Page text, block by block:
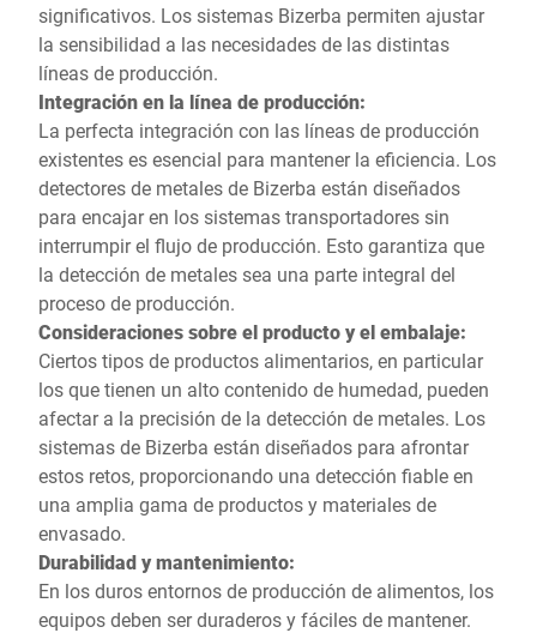
significativos. Los sistemas Bizerba permiten ajustar
la sensibilidad a las necesidades de las distintas
líneas de producción.
Integración en la línea de producción:
La perfecta integración con las líneas de producción
existentes es esencial para mantener la eficiencia. Los
detectores de metales de Bizerba están diseñados
para encajar en los sistemas transportadores sin
interrumpir el flujo de producción. Esto garantiza que
la detección de metales sea una parte integral del
proceso de producción.
Consideraciones sobre el producto y el embalaje:
Ciertos tipos de productos alimentarios, en particular
los que tienen un alto contenido de humedad, pueden
afectar a la precisión de la detección de metales. Los
sistemas de Bizerba están diseñados para afrontar
estos retos, proporcionando una detección fiable en
una amplia gama de productos y materiales de
envasado.
Durabilidad y mantenimiento:
En los duros entornos de producción de alimentos, los
equipos deben ser duraderos y fáciles de mantener.